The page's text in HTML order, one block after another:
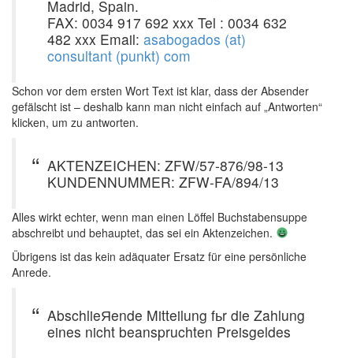
Madrid, Spain.
FAX: 0034 917 692 xxx Tel : 0034 632
482 xxx Email: asabogados (at)
consultant (punkt) com
Schon vor dem ersten Wort Text ist klar, dass der Absender
gefälscht ist – deshalb kann man nicht einfach auf „Antworten“
klicken, um zu antworten.
AKTENZEICHEN: ZFW/57-876/98-13
KUNDENNUMMER: ZFW-FA/894/13
Alles wirkt echter, wenn man einen Löffel Buchstabensuppe
abschreibt und behauptet, das sei ein Aktenzeichen.
Übrigens ist das kein adäquater Ersatz für eine persönliche
Anrede.
AbschlieЯende Mitteilung fьr die Zahlung
eines nicht beanspruchten Preisgeldes